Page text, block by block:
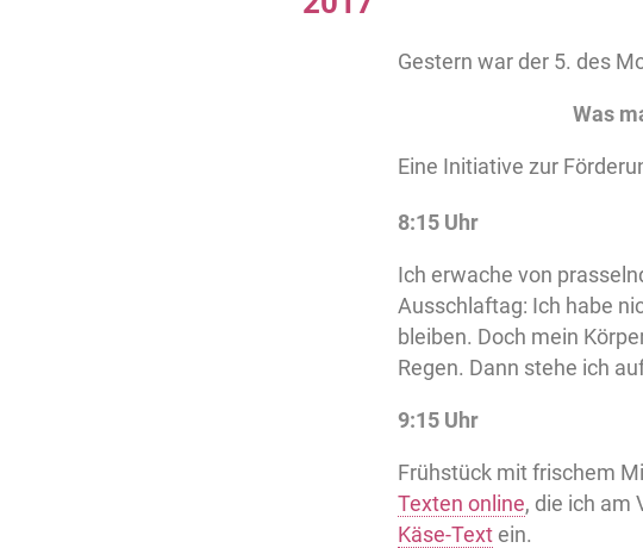
Gestern war der 5. des
Was
Eine Initiative zur
8:15 Uhr
Ich erwache von
Ausschlaftag: Ich habe
bleiben. Doch mein
Regen. Dann stehe ich
9:15 Uhr
Frühstück mit frischem
Texten online, die ich am
Käse-Text ein.